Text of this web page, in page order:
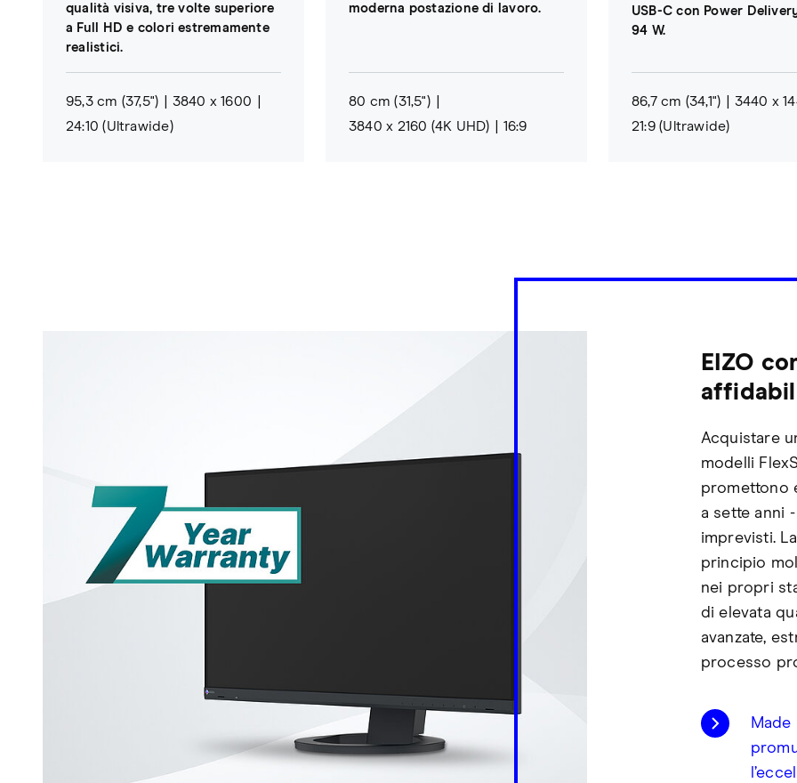
qualità visiva, tre volte superiore
a Full HD e colori estremamente
realistici.
95,3 cm (37,5")
3840 x 1600
24:10 (Ultrawide)
moderna postazione di lavoro.
80 cm (31,5")
3840 x 2160 (4K UHD)
16:9
USB-C con Power
94 W.
86,7 cm (34,1")
3440 x
21:9 (Ultrawide)
EIZO
Acquistare
modelli
promettono
a sette anni
imprevisti.
principio
nei propri
di elevata
avanzate,
processo
Made